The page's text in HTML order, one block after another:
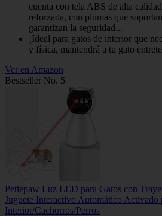
cuenta con tela ABS de alta
reforzada, con plumas que
garantizan la seguridad...
¡Ideal para gatos de interior que
y física, mantendrá a tu gato
Ver en Amazon
Bestseller No. 5
Petiepaw Luz LED para Gatos con
Juguete Interactivo Automático
Interior/Cachorros/Perros